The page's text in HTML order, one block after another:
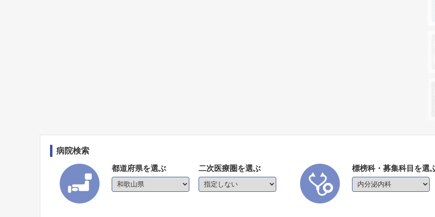
病院検索
都道府県を選ぶ 二次医療圏を選ぶ 標榜科・募集科目を選